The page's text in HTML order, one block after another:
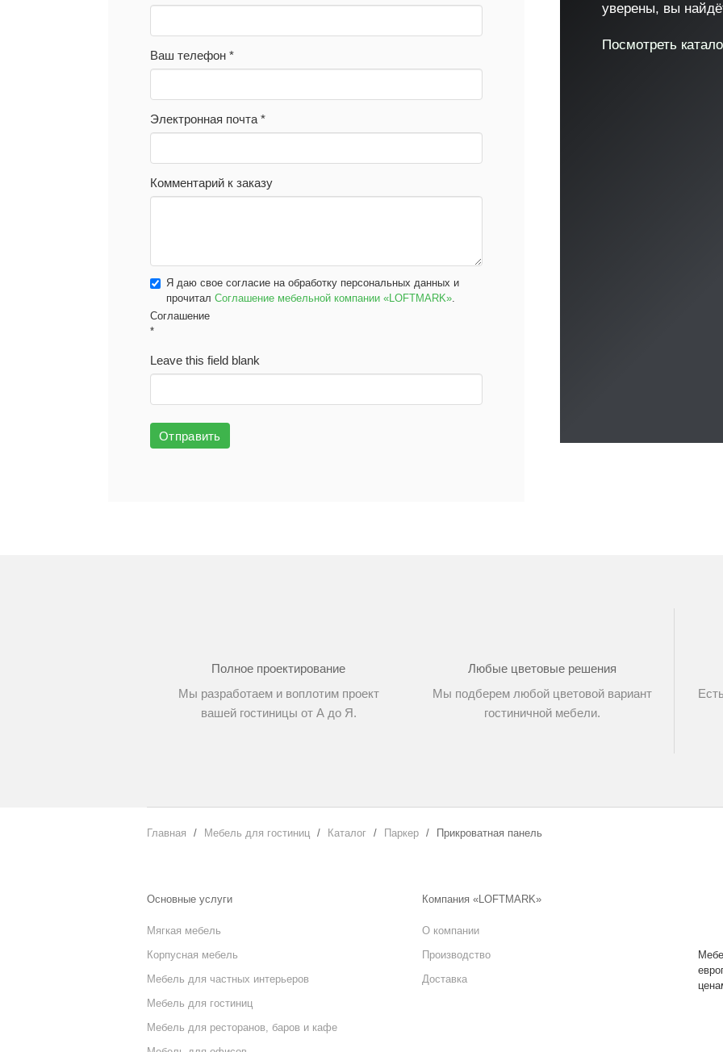
Ваш телефон *
Электронная почта *
Комментарий к заказу
Я даю свое согласие на обработку персональных данных и
прочитал Соглашение мебельной компании «LOFTMARK».
Соглашение
*
Leave this field blank
Отправить
уверены, вы
Посмотреть
Полное проектирование
Мы разработаем и воплотим проект
вашей гостиницы от А до Я.
Любые цветовые решения
Мы подберем любой цветовой вариант
гостиничной мебели.
Главная Мебель для гостиниц Каталог Паркер Прикроватная панель
Основные услуги
Мягкая мебель
Корпусная мебель
Мебель для частных интерьеров
Мебель для гостиниц
Мебель для ресторанов, баров и кафе
Компания «LOFTMARK»
О компании
Производство
Доставка